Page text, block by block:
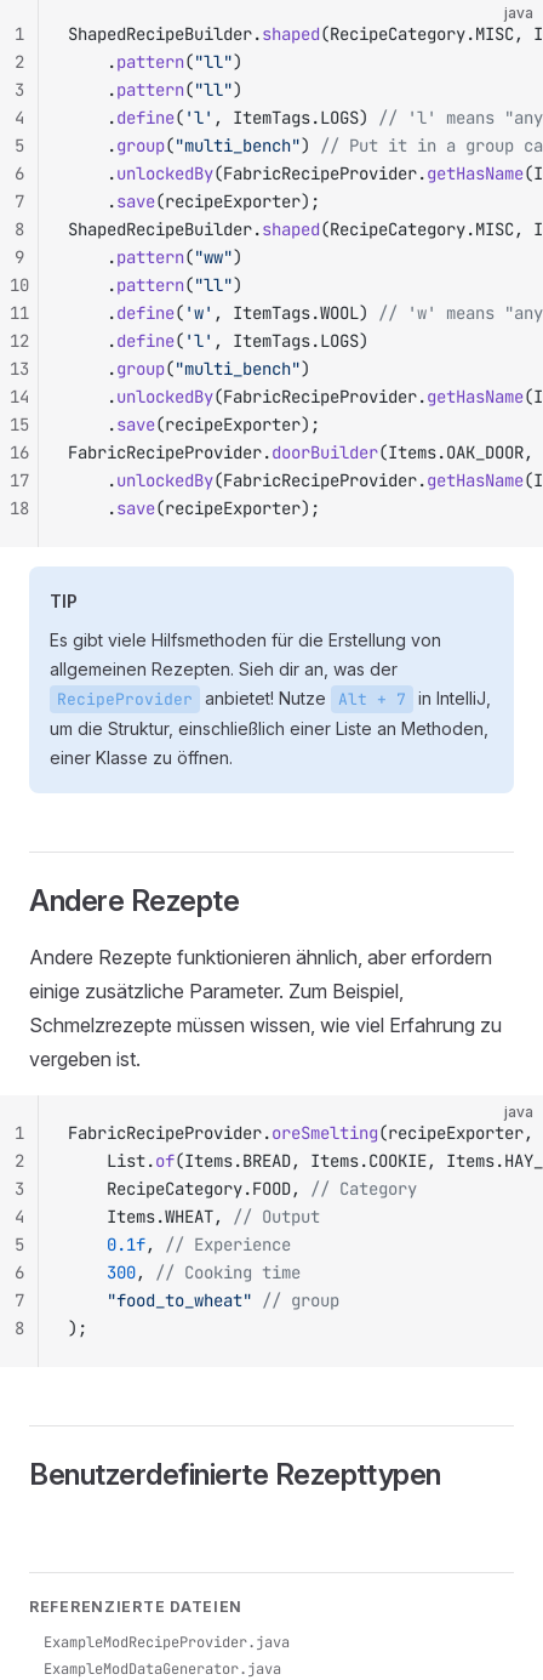
java
ShapedRecipeBuilder.shaped(RecipeCategory.MISC,
		.
pattern("ll")
		.
pattern("ll")
		.
define( 'l' , ItemTags.LOGS) // 'l' means
		.
group("multi_bench") // Put it in a group
		.
unlockedBy(FabricRecipeProvider.getHasName
		.
save(recipeExporter);
ShapedRecipeBuilder.shaped(RecipeCategory.MISC,
		.
pattern("ww")
		.
pattern("ll")
		.
define( 'w' , ItemTags.WOOL) // 'w' means
		.
define( 'l' , ItemTags.LOGS)
		.
group("multi_bench")
		.
unlockedBy(FabricRecipeProvider.getHasName
		.
save(recipeExporter);
FabricRecipeProvider.doorBuilder
		.
unlockedBy(FabricRecipeProvider.getHasName
		.
save(recipeExporter);
1
2
3
4
5
6
7
8
9
10
11
12
13
14
15
16
17
18
TIP
Es gibt viele Hilfsmethoden für die Erstellung von
allgemeinen Rezepten. Sieh dir an, was der
RecipeProvider
anbietet! Nutze Alt + 7
in IntelliJ,
um die Struktur, einschließlich einer Liste an Methoden,
einer Klasse zu öffnen.
Andere Rezepte
Andere Rezepte funktionieren ähnlich, aber erfordern
einige zusätzliche Parameter. Zum Beispiel,
Schmelzrezepte müssen wissen, wie viel Erfahrung zu
vergeben ist.
java
FabricRecipeProvider.oreSmelting(recipeExporter,
		List.
of(Items.BREAD, Items.COOKIE,
		RecipeCategory.FOOD,
// Category
		Items.WHEAT,
// Output
		0.1f
, // Experience
		300
, // Cooking time
		"food_to_wheat"
// group
);
1
2
3
4
5
6
7
8
Benutzerdefinierte Rezepttypen
REFERENZIERTE DATEIEN
ExampleModRecipeProvider.java
ExampleModDataGenerator.java